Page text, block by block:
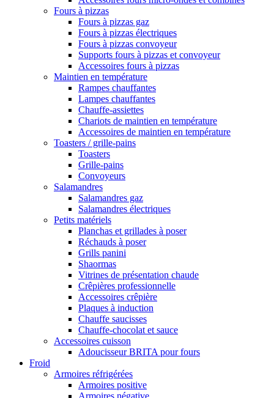
Fours à pizzas
Fours à pizzas gaz
Fours à pizzas électriques
Fours à pizzas convoyeur
Supports fours à pizzas et convoyeur
Accessoires fours à pizzas
Maintien en température
Rampes chauffantes
Lampes chauffantes
Chauffe-assiettes
Chariots de maintien en température
Accessoires de maintien en température
Toasters / grille-pains
Toasters
Grille-pains
Convoyeurs
Salamandres
Salamandres gaz
Salamandres électriques
Petits matériels
Planchas et grillades à poser
Réchauds à poser
Grills panini
Shaormas
Vitrines de présentation chaude
Crêpières professionnelle
Accessoires crêpière
Plaques à induction
Chauffe saucisses
Chauffe-chocolat et sauce
Accessoires cuisson
Adoucisseur BRITA pour fours
Froid
Armoires réfrigérées
Armoires positive
Armoires négative